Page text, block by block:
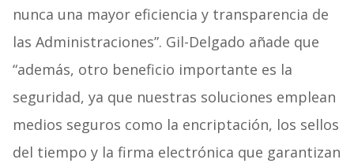
nunca una mayor eficiencia y transparencia de
las Administraciones”. Gil-Delgado añade que
“además, otro beneficio importante es la
seguridad, ya que nuestras soluciones emplean
medios seguros como la encriptación, los sellos
del tiempo y la firma electrónica que garantizan